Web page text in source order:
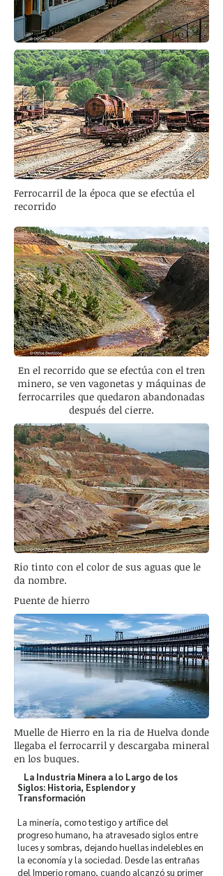
Ferrocarril de la época que se efectúa el
recorrido
En el recorrido que se efectúa con el tren
minero, se ven vagonetas y máquinas de
ferrocarriles que quedaron abandonadas
después del cierre.
Rio tinto con el color de sus aguas que le
da nombre.
Puente de hierro
Muelle de Hierro en la ria de Huelva donde
llegaba el ferrocarril y descargaba mineral
en los buques.
La Industria Minera a lo Largo de los
Siglos: Historia, Esplendor y
Transformación
La minería, como testigo y artífice del
progreso humano, ha atravesado siglos entre
luces y sombras, dejando huellas indelebles en
la economía y la sociedad. Desde las entrañas
del Imperio romano, cuando alcanzó su primer